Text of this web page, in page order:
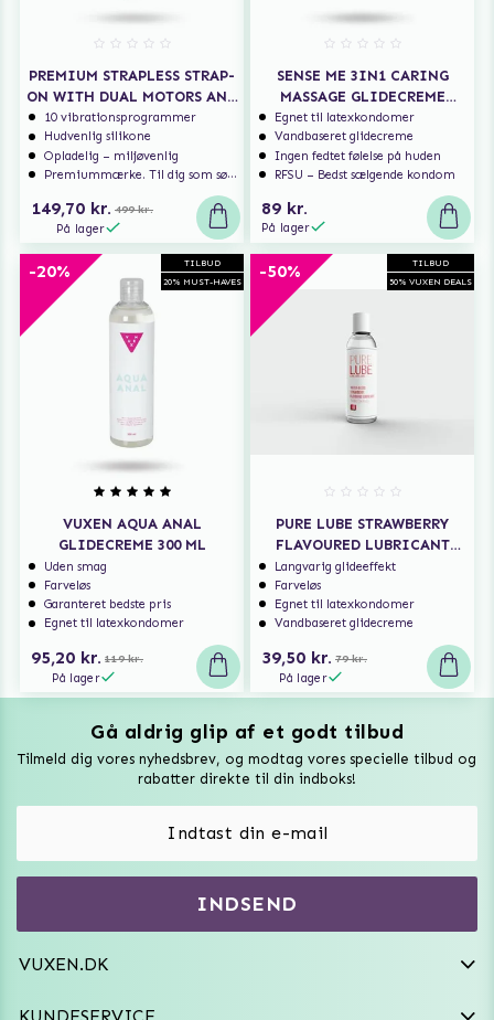
PREMIUM STRAPLESS STRAP-
ON WITH DUAL MOTORS AND
REMOTE CONTROL
10 vibrationsprogrammer
Hudvenlig silikone
Opladelig – miljøvenlig
Premiummærke. Til dig som søger ekstra høj kvalitet.
149,70 kr. 499 kr.
På lager
SENSE ME 3IN1 CARING
MASSAGE GLIDECREME
150 ML
Egnet til latexkondomer
Vandbaseret glidecreme
Ingen fedtet følelse på huden
RFSU – Bedst sælgende kondom
89 kr.
På lager
TILBUD
20% MUST-HAVES
-20%
VUXEN AQUA ANAL
GLIDECREME 300 ML
Uden smag
Farveløs
Garanteret bedste pris
Egnet til latexkondomer
95,20 kr. 119 kr.
På lager
TILBUD
50% VUXEN DEALS
-50%
PURE LUBE STRAWBERRY
FLAVOURED LUBRICANT
150 ML
Langvarig glideeffekt
Farveløs
Egnet til latexkondomer
Vandbaseret glidecreme
39,50 kr. 79 kr.
På lager
Gå aldrig glip af et godt tilbud
Tilmeld dig vores nyhedsbrev, og modtag vores specielle tilbud og
rabatter direkte til din indboks!
INDSEND
VUXEN.DK
VAT: SE556744520901
kundeservice@vuxen.dk
Vuxen Magazine
Vibratorer